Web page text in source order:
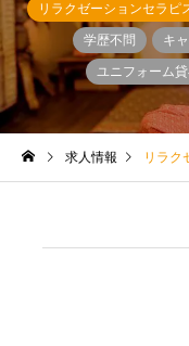
リラクゼーションセラピ
学歴不問 キ
ユニフォーム
求人情報 リラク